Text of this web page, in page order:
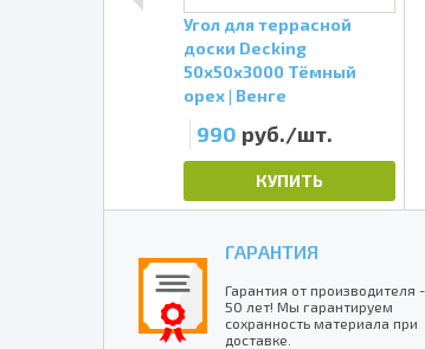
Угол для террасной
доски Decking
50х50х3000 Тёмный
орех | Венге
990 руб./шт.
КУПИТЬ
ГАРАНТИЯ
Гарантия от производителя -
50 лет! Мы гарантируем
сохранность материала при
доставке.